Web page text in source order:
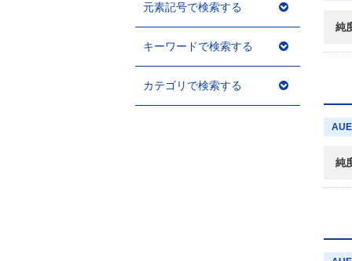
元素記号で検索する
キーワードで検索する
カテゴリで検索する
純
純